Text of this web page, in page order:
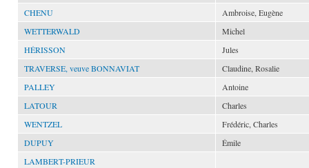
CHENU
Ambroise, Eugène
WETTERWALD
Michel
HÉRISSON
Jules
TRAVERSE, veuve BONNAVIAT
Claudine, Rosalie
PALLEY
Antoine
LATOUR
Charles
WENTZEL
Frédéric, Charles
DUPUY
Émile
LAMBERT-PRIEUR